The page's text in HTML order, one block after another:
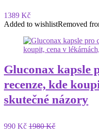
1389 Kč
Added to wishlistRemoved
Gluconax kapsle
recenze, kde
skutečné názory
990 Kč 1980 Kč